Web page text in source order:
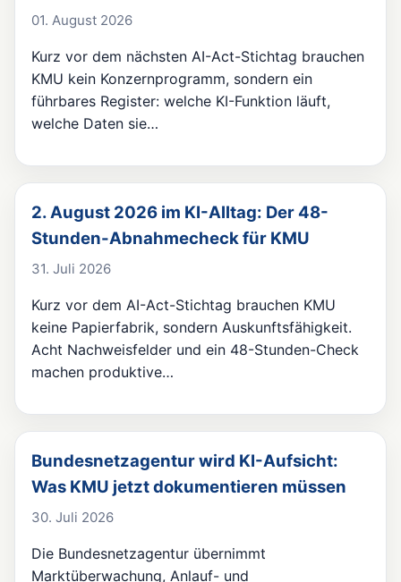
01. August 2026
Kurz vor dem nächsten AI-Act-Stichtag brauchen
KMU kein Konzernprogramm, sondern ein
führbares Register: welche KI-Funktion läuft,
welche Daten sie…
2. August 2026 im KI-Alltag: Der 48-
Stunden-Abnahmecheck für KMU
31. Juli 2026
Kurz vor dem AI-Act-Stichtag brauchen KMU
keine Papierfabrik, sondern Auskunftsfähigkeit.
Acht Nachweisfelder und ein 48-Stunden-Check
machen produktive…
Bundesnetzagentur wird KI-Aufsicht:
Was KMU jetzt dokumentieren müssen
30. Juli 2026
Die Bundesnetzagentur übernimmt
Marktüberwachung, Anlauf- und